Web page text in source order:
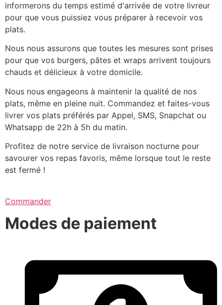
informerons du temps estimé d'arrivée de votre livreur
pour que vous puissiez vous préparer à recevoir vos
plats.
Nous nous assurons que toutes les mesures sont prises
pour que vos burgers, pâtes et wraps arrivent toujours
chauds et délicieux à votre domicile.
Nous nous engageons à maintenir la qualité de nos
plats, même en pleine nuit. Commandez et faites-vous
livrer vos plats préférés par Appel, SMS, Snapchat ou
Whatsapp de 22h à 5h du matin.
Profitez de notre service de livraison nocturne pour
savourer vos repas favoris, même lorsque tout le reste
est fermé !
Commander
Modes de paiement